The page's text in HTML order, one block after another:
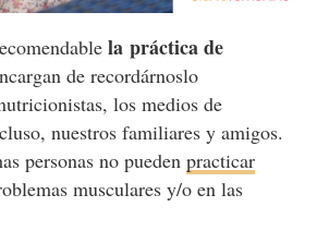
la práctica de
de recordárnoslo
los medios de
nuestros familiares y amigos.
personas no pueden practicar
musculares y/o en las